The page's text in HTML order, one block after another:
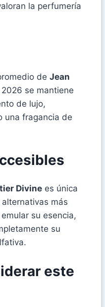
la perfumería
de Jean
2026 se mantiene
de lujo,
una fragancia de
Divine es única
más
su esencia,
su
este